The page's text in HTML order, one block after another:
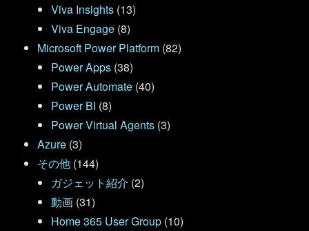
Viva Insights (13)
Viva Engage (8)
Microsoft Power Platform (82)
Power Apps (38)
Power Automate (40)
Power BI (8)
Power Virtual Agents (3)
Azure (3)
その他 (144)
ガジェット紹介 (2)
動画 (31)
Home 365 User Group (10)